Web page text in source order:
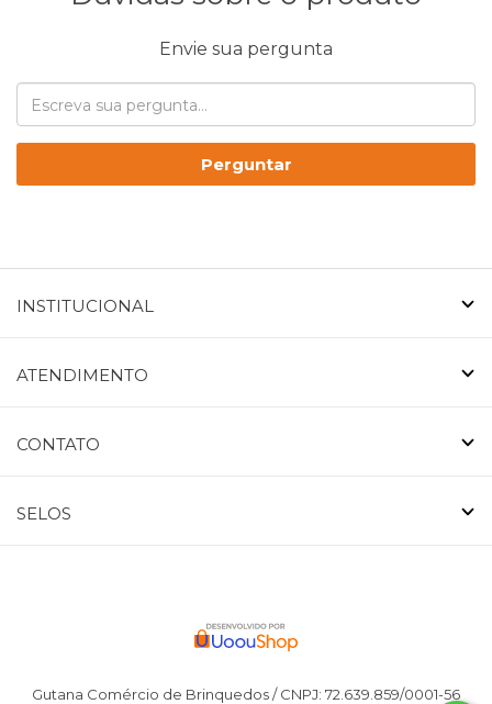
Envie sua pergunta
Perguntar
INSTITUCIONAL
ATENDIMENTO
CONTATO
SELOS
Gutana Comércio de Brinquedos / CNPJ: 72.639.859/0001-56